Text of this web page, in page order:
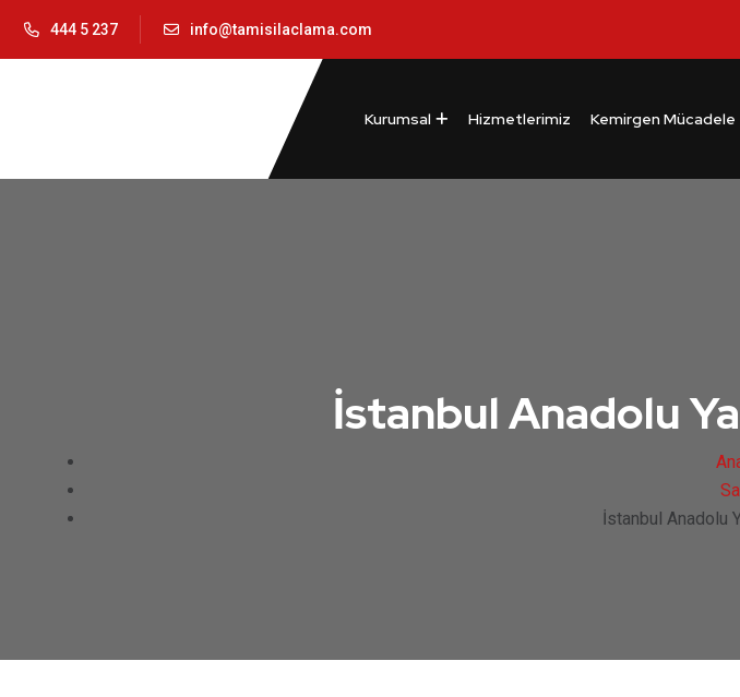
444 5 237 info@tamisilaclama.com
Kurumsal Hizmetlerimiz Kemirgen Mücadele
İstanbul Anadolu
İstanbul Anadolu